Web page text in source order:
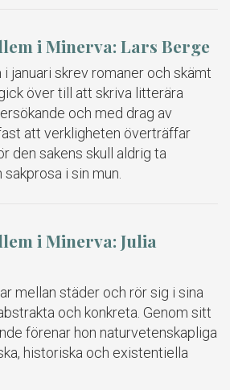
i Minerva: Lars Berge
januari skrev romaner och skämt
över till att skriva litterära
och med drag av
att verkligheten överträffar
den sakens skull aldrig ta
i sin mun.
i Minerva: Julia
mellan städer och rör sig i sina
och konkreta. Genom sitt
förenar hon naturvetenskapliga
historiska och existentiella